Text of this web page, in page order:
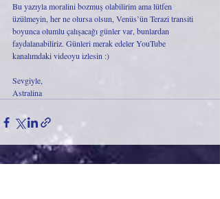
Bu yazıyla moralini bozmuş olabilirim ama lütfen
üzülmeyin, her ne olursa olsun, Venüs’ün Terazi transiti
boyunca olumlu çalışacağı günler var, bunlardan
faydalanabiliriz. Günleri merak edeler YouTube
kanalımdaki videoyu izlesin :)
Sevgiyle,
Astralina